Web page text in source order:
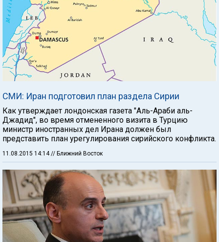
СМИ: Иран подготовил план раздела Сирии
Как утверждает лондонская газета "Аль-Араби аль-
Джадид", во время отмененного визита в Турцию
министр иностранных дел Ирана должен был
представить план урегулирования сирийского конфликта.
11.08.2015 14:14// Ближний Восток